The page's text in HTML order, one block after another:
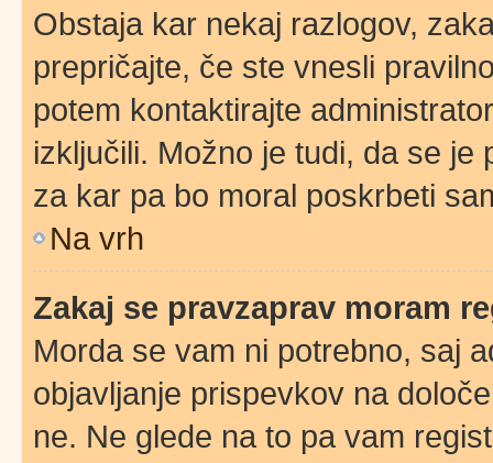
Obstaja kar nekaj razlogov,
prepričajte, če ste vnesli
potem kontaktirajte
izključili. Možno je tudi, da se
za kar pa bo moral poskrbeti
Na vrh
Zakaj se pravzaprav moram
Morda se vam ni potrebno, saj
objavljanje prispevkov na
ne. Ne glede na to pa vam